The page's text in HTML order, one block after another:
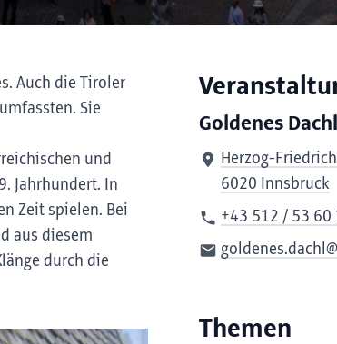
Auch die Tiroler
Sie
und
Jahrhundert. In
Zeit spielen. Bei
aus diesem
durch die
Goldenes Dachl
Herzog-
6020 Innsbruck
+43 512 / 53 60
Themen